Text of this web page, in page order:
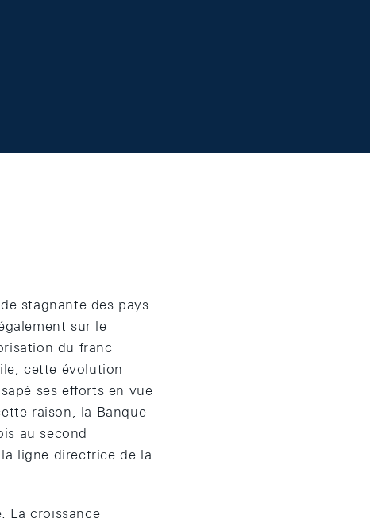
stagnante des pays
sur le
du franc
cette évolution
ses efforts en vue
raison, la Banque
au second
ligne directrice de la
La croissance